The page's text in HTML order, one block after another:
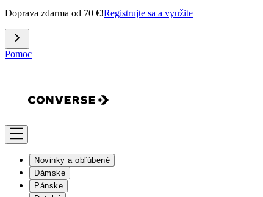
Doprava zdarma od 70 €!Registrujte sa a využite
Pomoc
Novinky a obľúbené
Dámske
Pánske